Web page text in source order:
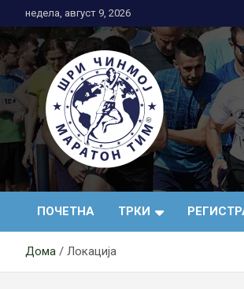
to
content
недела, август 9, 2026
АК Шри
Чинмој
Тим®
ПОЧЕТНА ТРКИ
Дома Локација